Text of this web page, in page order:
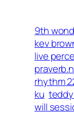
9th
kev
live
rhythm
ku
will